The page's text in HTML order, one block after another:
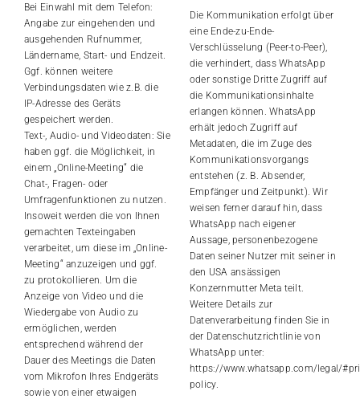
Bei Einwahl mit dem Telefon:
Angabe zur eingehenden und
ausgehenden Rufnummer,
Ländername, Start- und Endzeit.
Ggf. können weitere
Verbindungsdaten wie z.B. die
IP-Adresse des Geräts
gespeichert werden.
Text-, Audio- und Videodaten: Sie
haben ggf. die Möglichkeit, in
einem „Online-Meeting“ die
Chat-, Fragen- oder
Umfragenfunktionen zu nutzen.
Insoweit werden die von Ihnen
gemachten Texteingaben
verarbeitet, um diese im „Online-
Meeting“ anzuzeigen und ggf.
zu protokollieren. Um die
Anzeige von Video und die
Wiedergabe von Audio zu
ermöglichen, werden
entsprechend während der
Dauer des Meetings die Daten
vom Mikrofon Ihres Endgeräts
sowie von einer etwaigen
Die Kommunikation erfolgt über
eine Ende-zu-Ende-
Verschlüsselung (Peer-to-Peer),
die verhindert, dass WhatsApp
oder sonstige Dritte Zugriff auf
die Kommunikationsinhalte
erlangen können. WhatsApp
erhält jedoch Zugriff auf
Metadaten, die im Zuge des
Kommunikationsvorgangs
entstehen (z. B. Absender,
Empfänger und Zeitpunkt). Wir
weisen ferner darauf hin, dass
WhatsApp nach eigener
Aussage, personenbezogene
Daten seiner Nutzer mit seiner in
den USA ansässigen
Konzernmutter Meta teilt.
Weitere Details zur
Datenverarbeitung finden Sie in
der Datenschutzrichtlinie von
WhatsApp unter:
https://www.whatsapp.com/legal/
policy